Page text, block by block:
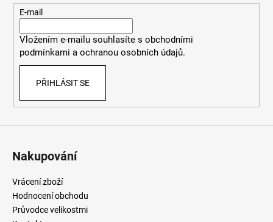
E-mail
Vložením e-mailu souhlasítes obchodními
podmínkami a ochranou osobních údajů.
PŘIHLÁSIT SE
Nakupování
Vrácení zboží
Hodnocení obchodu
Průvodce velikostmi